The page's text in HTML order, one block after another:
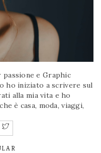
passione e Graphic
ho iniziato a scrivere sul
alla mia vita e ho
è casa, moda, viaggi,